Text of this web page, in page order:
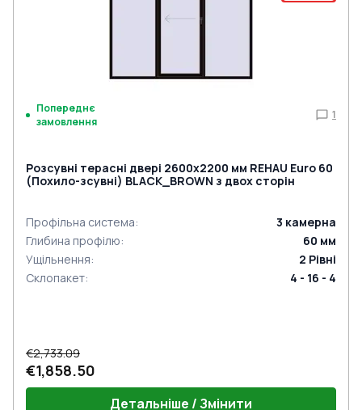
Попереднє
замовлення
1
Розсувні терасні двері 2600x2200 мм REHAU Euro 60
(Похило-зсувні) BLACK_BROWN з двох сторін
Профільна система: 3 камерна
Глибина профілю: 60 мм
Ущільнення: 2 Рівні
Склопакет: 4 - 16 - 4
€2,733.09
€1,858.50
Детальніше / Змінити